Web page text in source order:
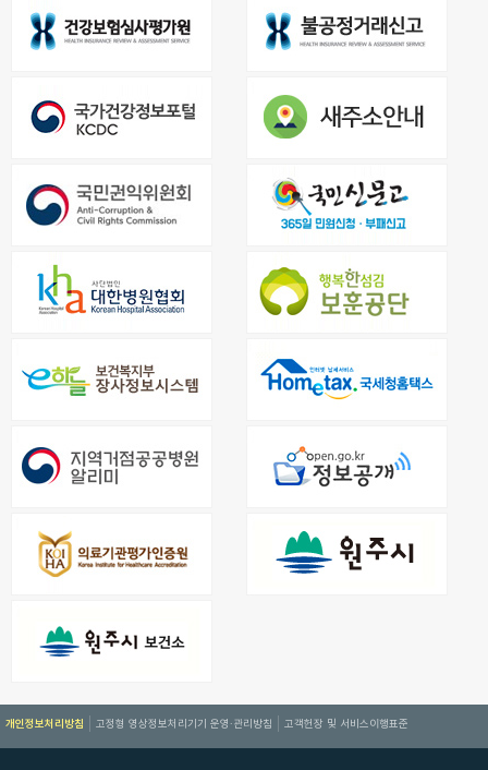
개인정보처리방침 고정형 영상정보처리기기 운영·관리방침 고객헌장 및 서비스이행표준